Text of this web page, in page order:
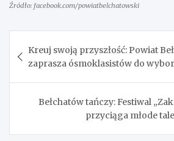
Źródło: facebook.com/powiatbelchatowski
wpisu
Kreuj swoją przyszłość: Powiat
zaprasza ósmoklasistów do
Bełchatów tańczy: Festiwal
przyciąga młode